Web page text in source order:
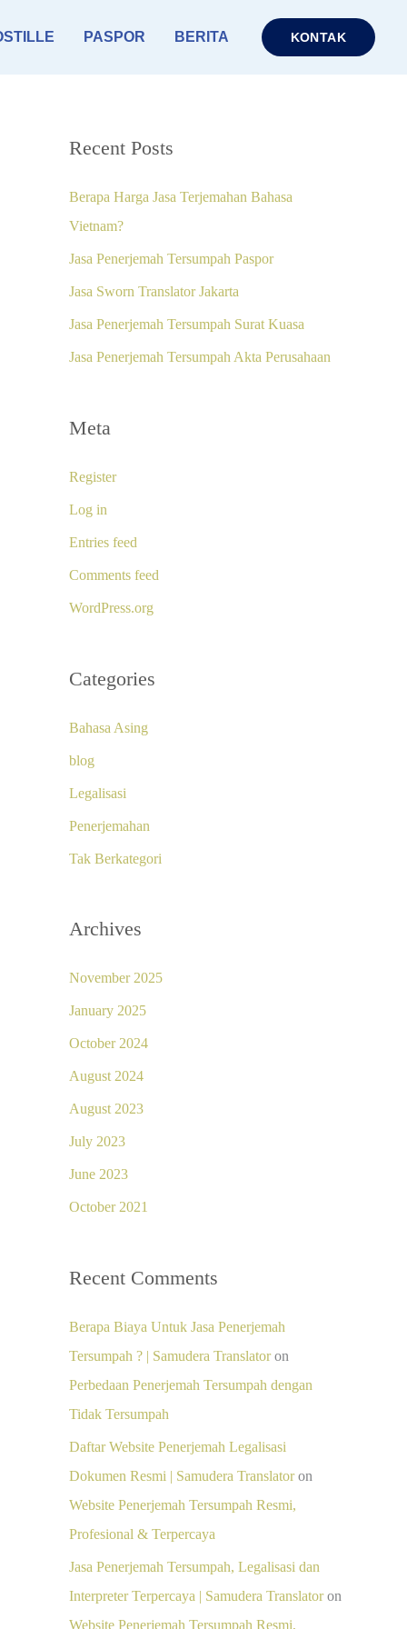
PASPOR BERITA KONTAK
Recent Posts
Berapa Harga Jasa Terjemahan Bahasa
Vietnam?
Jasa Penerjemah Tersumpah Paspor
Jasa Sworn Translator Jakarta
Jasa Penerjemah Tersumpah Surat Kuasa
Jasa Penerjemah Tersumpah Akta Perusahaan
Meta
Register
Log in
Entries feed
Comments feed
WordPress.org
Categories
Bahasa Asing
blog
Legalisasi
Penerjemahan
Tak Berkategori
Archives
November 2025
January 2025
October 2024
August 2024
August 2023
July 2023
June 2023
October 2021
Recent Comments
Berapa Biaya Untuk Jasa Penerjemah
Tersumpah ? | Samudera Translatoron
Perbedaan Penerjemah Tersumpah dengan
Tidak Tersumpah
Daftar Website Penerjemah Legalisasi
Dokumen Resmi | Samudera Translatoron
Website Penerjemah Tersumpah Resmi,
Profesional & Terpercaya
Jasa Penerjemah Tersumpah, Legalisasi dan
Interpreter Terpercaya | Samudera Translatoron
Website Penerjemah Tersumpah Resmi,